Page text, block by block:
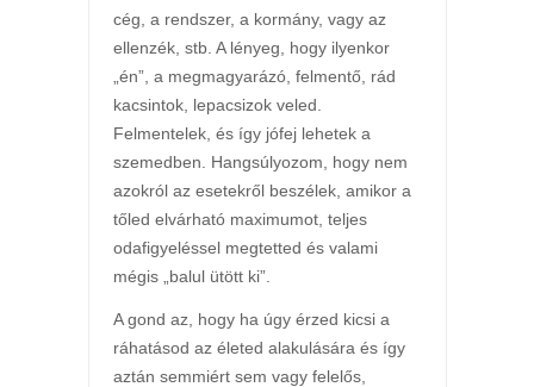
cég, a rendszer, a kormány, vagy az
ellenzék, stb. A lényeg, hogy ilyenkor
„én”, a megmagyarázó, felmentő, rád
kacsintok, lepacsizok veled.
Felmentelek, és így jófej lehetek a
szemedben. Hangsúlyozom, hogy nem
azokról az esetekről beszélek, amikor a
tőled elvárható maximumot, teljes
odafigyeléssel megtetted és valami
mégis „balul ütött ki”.
A gond az, hogy ha úgy érzed kicsi a
ráhatásod az életed alakulására és így
aztán semmiért sem vagy felelős,